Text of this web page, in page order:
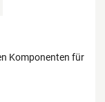
Komponenten für